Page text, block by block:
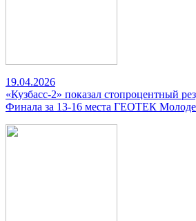
19.04.2026
«Кузбасс-2» показал стопроцентный
Финала за 13-16 места ГЕОТЕК